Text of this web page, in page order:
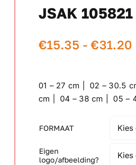
Medailles
Kampioensschalen
Rozetten
Wandborden
Crystal/glas
JSAK 105821
€15.35 - €31.20
01 – 27 cm | 02 – 30.5
cm | 04 – 38 cm | 05 –
FORMAAT
Eigen
logo/afbeelding?